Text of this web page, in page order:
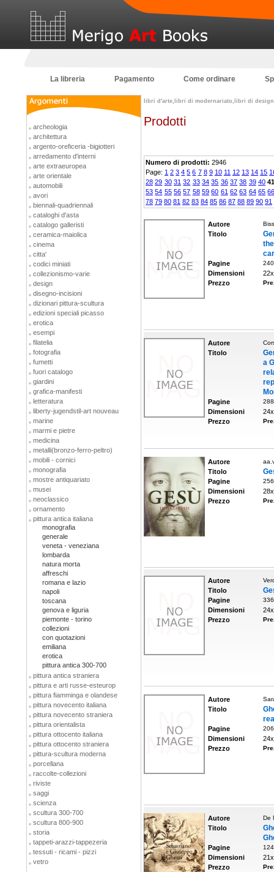
La libreria Pagamento Come ordinare
archeologia
architettura
argento-oreficeria -bigiotteri
arredamento d'interni
arte extraeuropea
arte orientale
automobili
avori
biennali-quadriennali
cataloghi d'asta
catalogo galleristi
ceramica-maiolica
cinema
citta'
codici miniati
collezionismo-varie
design
disegno-incisioni
dizionari pittura-scultura
edizioni speciali picasso
erotica
esempi
filatelia
fotografia
fumetti
fuori catalogo
giardini
grafica-manifesti
letteratura
liberty-jugendstil-art nouveau
marine
marmi e pietre
medicina
metalli(bronzo-ferro-peltro)
mobili - cornici
monografia
mostre antiquariato
musei
neoclassico
ornamento
pittura antica italiana
monografia
generale
veneta - veneziana
lombarda
natura morta
affreschi
romana e lazio
napoli
toscana
genova e liguria
piemonte - torino
collezioni
con quotazioni
emiliana
erotica
pittura antica 300-700
pittura antica straniera
pittura e arti russe-esteurop
pittura fiamminga e olandese
pittura novecento italiana
pittura novecento straniera
pittura orientalista
pittura ottocento italiana
pittura ottocento straniera
pittura-scultura moderna
porcellana
raccolte-collezioni
riviste
saggi
scienza
scultura 300-700
scultura 800-900
storia
tappeti-arazzi-tappezeria
tessuti - ricami - pizzi
vetro
libri d'arte,libri di modernariato,libri di
Prodotti
Numero di prodotti: 2946
Page: 1 2 3 4 5 6 7 8 9 10 11 12 13 14 15
28 29 30 31 32 33 34 35 36 37 38 39 40
53 54 55 56 57 58 59 60 61 62 63 64 65
78 79 80 81 82 83 84 85 86 87 88 89 90 91
Autore
Titolo
Pagine 240
Dimensioni
Prezzo
Autore
Titolo
a
Pagine 288
Dimensioni
Prezzo
Autore
Titolo
Pagine 256
Dimensioni
Prezzo
Autore
Titolo
Pagine 336
Dimensioni
Prezzo
Autore
Titolo
Pagine 206
Dimensioni
Prezzo
Autore De
Titolo
Pagine 124
Dimensioni
Prezzo